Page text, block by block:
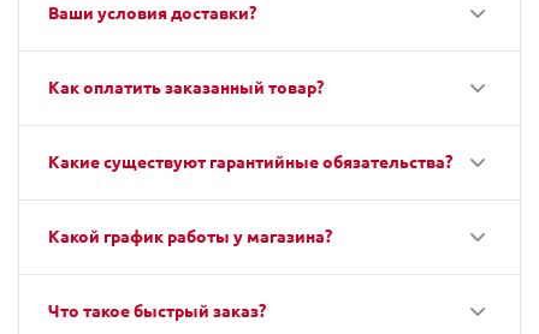
Ваши условия доставки?
Как оплатить заказанный товар?
Какие существуют гарантийные обязательства?
Какой график работы у магазина?
Что такое быстрый заказ?